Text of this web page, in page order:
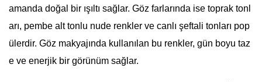
amanda doğal bir ışıltı sağlar. Göz farlarında ise toprak tonl
arı, pembe alt tonlu nude renkler ve canlı şeftali tonları pop
ülerdir. Göz makyajında kullanılan bu renkler, gün boyu taz
e ve enerjik bir görünüm sağlar.